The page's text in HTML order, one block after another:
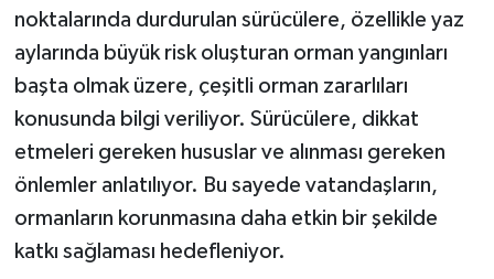
noktalarında durdurulan sürücülere, özellikle yaz
aylarında büyük risk oluşturan orman yangınları
başta olmak üzere, çeşitli orman zararlıları
konusunda bilgi veriliyor. Sürücülere, dikkat
etmeleri gereken hususlar ve alınması gereken
önlemler anlatılıyor. Bu sayede vatandaşların,
ormanların korunmasına daha etkin bir şekilde
katkı sağlaması hedefleniyor.